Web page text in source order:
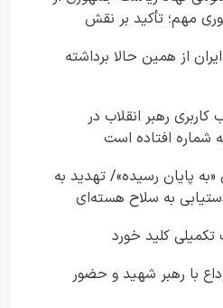
مهم؛ تأکید بر نقش
در ارتقای آگاهی عمومی
از همین حالا برداشته
رهبر انقلاب در
شماره افتاده است​
پایان رسیده»/ تهدید به
به سلاح هسته‌ای
کلید خورد
با رهبر شهید و حضور